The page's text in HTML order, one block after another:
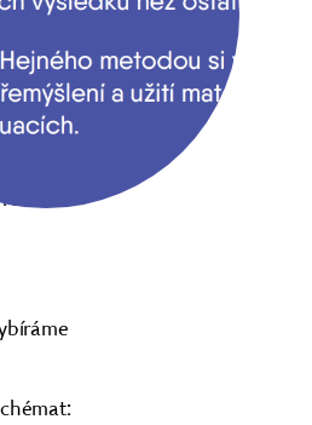
2) se
fyzikální
které
do